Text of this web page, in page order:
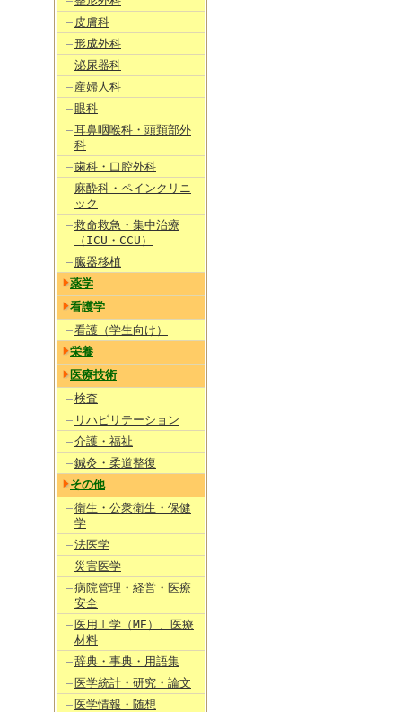
皮膚科
形成外科
泌尿器科
産婦人科
眼科
耳鼻咽喉科・頭頚部外
科
歯科・口腔外科
麻酔科・ペインクリニ
ック
救命救急・集中治療
（ICU・CCU）
臓器移植
薬学
看護学
看護（学生向け）
栄養
医療技術
検査
リハビリテーション
介護・福祉
鍼灸・柔道整復
その他
衛生・公衆衛生・保健
学
法医学
災害医学
病院管理・経営・医療
安全
医用工学（ME）、医療
材料
辞典・事典・用語集
医学統計・研究・論文
医学情報・随想